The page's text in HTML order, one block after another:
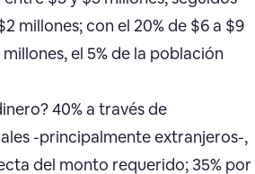
millones; con el 20% de $6 a $9
el 5% de la población
40% a través de
-principalmente extranjeros-,
del monto requerido; 35% por